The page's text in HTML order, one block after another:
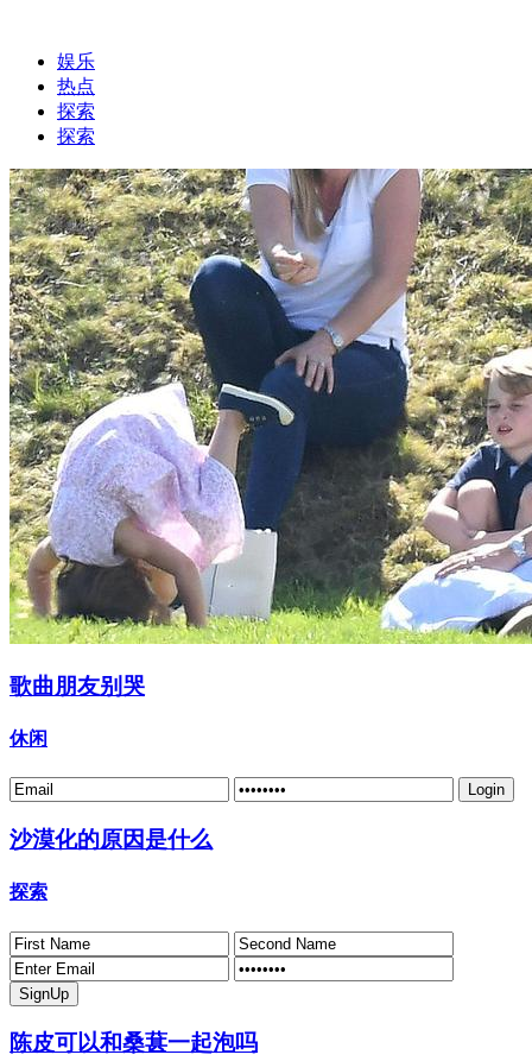
娱乐
热点
探索
探索
歌曲朋友别哭
休闲
沙漠化的原因是什么
探索
陈皮可以和桑葚一起泡吗